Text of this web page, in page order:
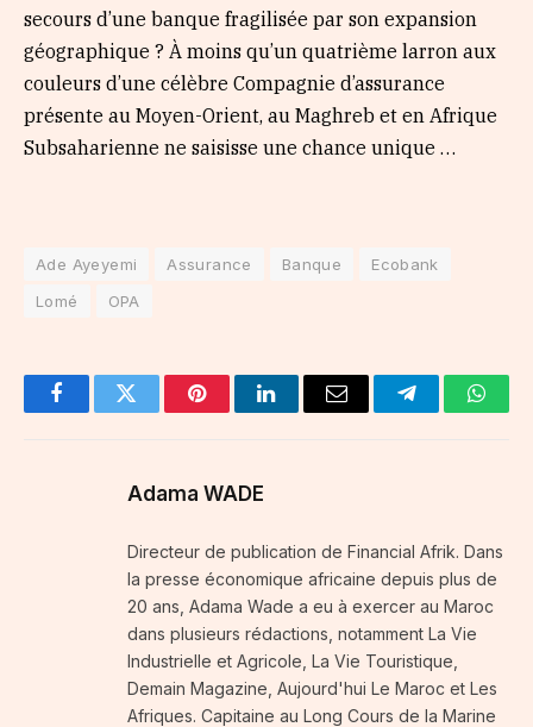
secours d’une banque fragilisée par son expansion
géographique ? À moins qu’un quatrième larron aux
couleurs d’une célèbre Compagnie d’assurance
présente au Moyen-Orient, au Maghreb et en Afrique
Subsaharienne ne saisisse une chance unique …
Ade Ayeyemi Assurance Banque
Ecobank
Lomé
OPA
FacebookTwitter PinterestLinkedInEmail Telegram
Adama WADE
Directeur de publication de Financial Afrik. Dans
la presse économique africaine depuis plus de
20 ans, Adama Wade a eu à exercer au Maroc
dans plusieurs rédactions, notamment La Vie
Industrielle et Agricole, La Vie Touristique,
Demain Magazine, Aujourd'hui Le Maroc et Les
Afriques. Capitaine au Long Cours de la Marine